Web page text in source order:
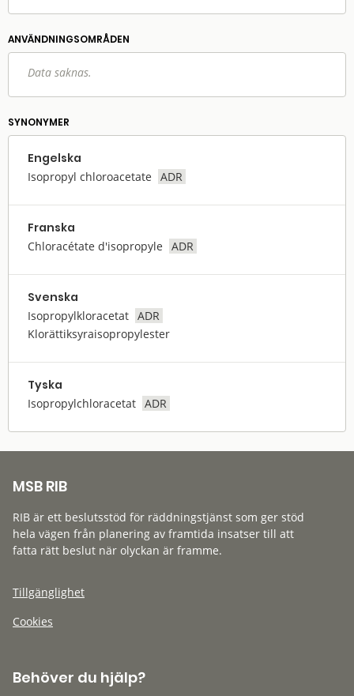
ANVÄNDNINGS­OMRÅDEN
Data saknas.
SYNONYMER
Engelska
Isopropyl chloroacetate ADR
Franska
Chloracétate d'isopropyle ADR
Svenska
Isopropylkloracetat ADR
Klorättiksyraisopropylester
Tyska
Isopropylchloracetat ADR
MSB RIB
RIB är ett beslutsstöd för räddningstjänst som ger stöd
hela vägen från planering av framtida insatser till att
fatta rätt beslut när olyckan är framme.
Tillgänglighet
Cookies
Behöver du hjälp?